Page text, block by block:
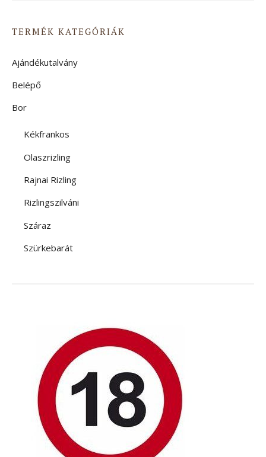
TERMÉK KATEGÓRIÁK
Ajándékutalvány
Belépő
Bor
Kékfrankos
Olaszrizling
Rajnai Rizling
Rizlingszilváni
Száraz
Szürkebarát